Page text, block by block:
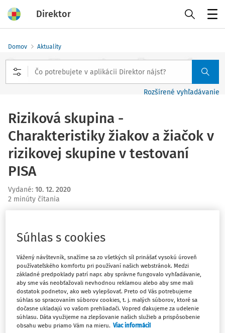
Direktor
Domov Aktuality
Rozšírené vyhľadávanie
Riziková skupina -
Charakteristiky žiakov a žiačok v
rizikovej skupine v testovaní
PISA
Vydané: 10. 12. 2020
2 minúty čítania
komentár, ktorý sa venuje téme rizikovej skupiny v
testovaní OECD PISA 2018.
Hlavné zistenia:
Na Slovensku máme oproti priemeru OECD vysoký
podiel žiakov a žiačok, ktorí nedosahujú ani
základnú úroveň zručností v čitateľskej
gramotnosti primeranú svojmu veku (tzv. riziková
Súhlas s cookies
Vážený návštevník, snažíme sa zo všetkých síl prinášať vysokú úroveň
používateľského komfortu pri používaní našich webstránok. Medzi
základné predpoklady patrí napr. aby správne fungovalo vyhľadávanie,
aby sme vás neobťažovali nevhodnou reklamou alebo aby sme mali
dostatok podnetov, ako web vylepšovať. Preto od Vás potrebujeme
súhlas so spracovaním súborov cookies, t. j. malých súborov, ktoré sa
dočasne ukladajú vo vašom prehliadači. Vopred ďakujeme za udelenie
súhlasu. Dáta využijeme na zlepšovanie našich služieb a prispôsobenie
obsahu webu priamo Vám na mieru. Viac informácií